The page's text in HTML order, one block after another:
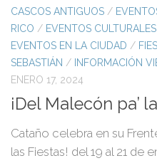
CASCOS ANTIGUOS /
RICO / EVENTOS
EVENTOS EN LA CIUDAD /
SEBASTIÁN / INFORMACIÓN
ENERO 17, 2024
¡Del Malecón pa’
Cataño celebra en su
las Fiestas! del 19 al 21 de